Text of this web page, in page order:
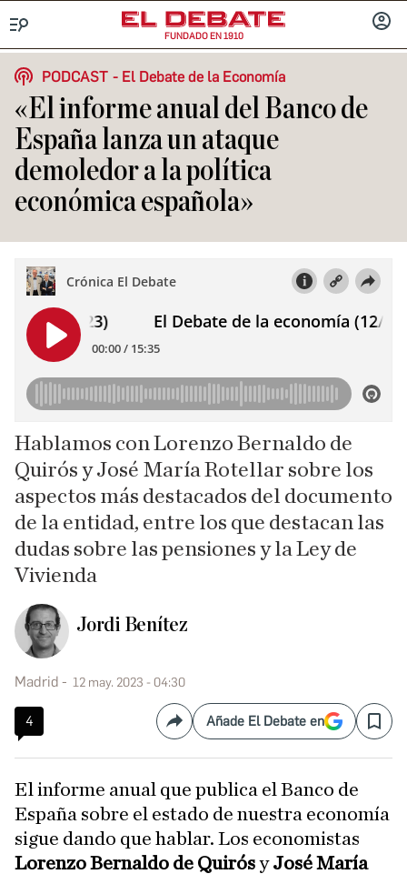
FUNDADO EN 1910
SESIÓN
PODCAST
El Debate de la Economía
«El informe anual del Banco de
España lanza un ataque
demoledor a la política
económica española»
Hablamos con Lorenzo Bernaldo de
Quirós y José María Rotellar sobre los
aspectos más destacados del documento
de la entidad, entre los que destacan las
dudas sobre las pensiones y la Ley de
Vivienda
Jordi Benítez
Madrid 12 may. 2023 - 04:30
4 CompartirAñade El Debate en Save
El informe anual que publica el Banco de
España sobre el estado de nuestra economía
sigue dando que hablar. Los economistas
Lorenzo Bernaldo de QuirósyJosé María